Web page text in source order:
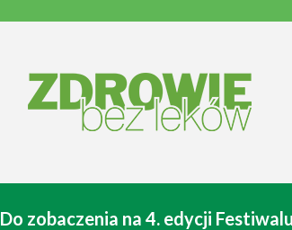
Do zobaczenia na 4. edycji